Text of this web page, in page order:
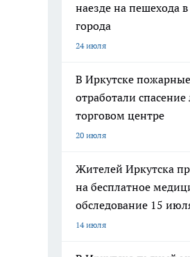
наезде на пешехода
города
24 июля
В Иркутске пожарные
отработали
торговом центре
20 июля
Жителей Иркутска
на бесплатное
обследование 15
14 июля